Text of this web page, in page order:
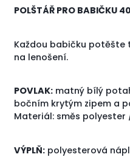
POLŠTÁŘ PRO BABIČKU
Každou babičku
na lenošení.
POVLAK: matný bílý
bočním krytým zipem a
Materiál: směs polyester
VÝPLŇ: polyesterová